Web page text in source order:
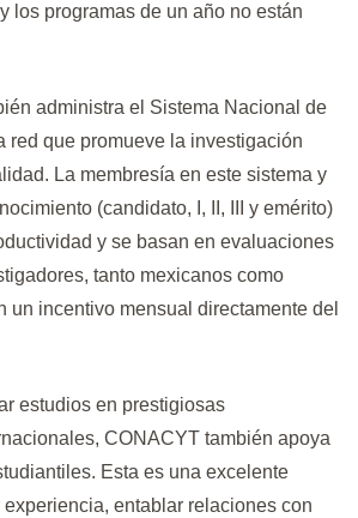
los programas de un año no están
administra el Sistema Nacional de
red que promueve la investigación
La membresía en este sistema y
(candidato, I, II, III y emérito)
y se basan en evaluaciones
tanto mexicanos como
un incentivo mensual directamente del
estudios en prestigiosas
CONACYT también apoya
Esta es una excelente
entablar relaciones con